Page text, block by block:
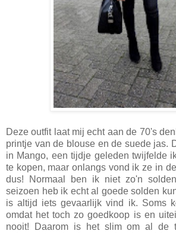
Deze outfit laat mij echt aan de 70's
printje van de blouse en de suede jas.
in Mango, een tijdje geleden twijfelde
te kopen, maar onlangs vond ik ze in
dus! Normaal ben ik niet zo'n
seizoen heb ik echt al goede solden
is altijd iets gevaarlijk vind ik. Soms
omdat het toch zo goedkoop is en
nooit! Daarom is het slim om al de